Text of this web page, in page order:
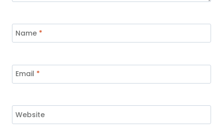
Name *
Email *
Website